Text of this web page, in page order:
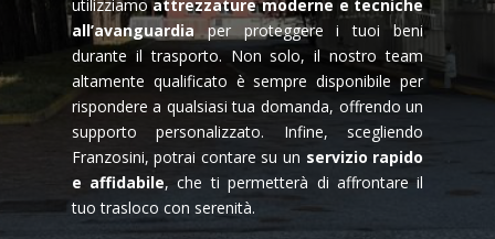
utilizziamoattrezzature moderne e tecniche
all’avanguardiaper proteggere i tuoi beni
durante il trasporto. Non solo, il nostro team
altamente qualificato è sempre disponibile per
rispondere a qualsiasi tua domanda, offrendo un
supporto personalizzato. Infine, scegliendo
Franzosini, potrai contare su un servizio rapido
e affidabile, che ti permetterà di affrontare il
tuo trasloco con serenità.